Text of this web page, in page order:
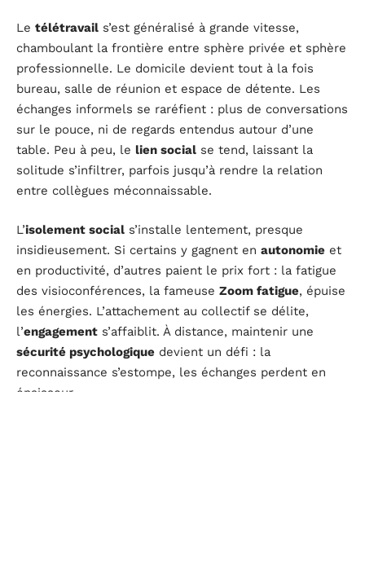
Le télétravail s’est généralisé à grande vitesse,
chamboulant la frontière entre sphère privée et sphère
professionnelle. Le domicile devient tout à la fois
bureau, salle de réunion et espace de détente. Les
échanges informels se raréfient : plus de conversations
sur le pouce, ni de regards entendus autour d’une
table. Peu à peu, le lien social se tend, laissant la
solitude s’infiltrer, parfois jusqu’à rendre la relation
entre collègues méconnaissable.
L’isolement social s’installe lentement, presque
insidieusement. Si certains y gagnent en autonomie et
en productivité, d’autres paient le prix fort : la fatigue
des visioconférences, la fameuse Zoom fatigue, épuise
les énergies. L’attachement au collectif se délite,
l’engagement s’affaiblit. À distance, maintenir une
sécurité psychologique devient un défi : la
reconnaissance s’estompe, les échanges perdent en
épaisseur.